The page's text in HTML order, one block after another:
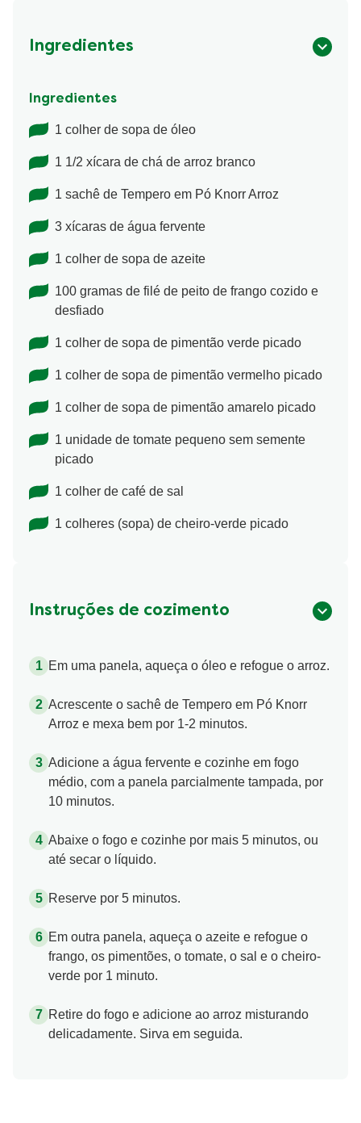
Ingredientes
Ingredientes
1 colher de sopa de óleo
1 1/2 xícara de chá de arroz branco
1 sachê de Tempero em Pó Knorr Arroz
3 xícaras de água fervente
1 colher de sopa de azeite
100 gramas de filé de peito de frango cozido e
desfiado
1 colher de sopa de pimentão verde picado
1 colher de sopa de pimentão vermelho picado
1 colher de sopa de pimentão amarelo picado
1 unidade de tomate pequeno sem semente
picado
1 colher de café de sal
1 colheres (sopa) de cheiro-verde picado
Instruções de cozimento
Em uma panela, aqueça o óleo e refogue o arroz.
Acrescente o sachê de Tempero em Pó Knorr
Arroz e mexa bem por 1-2 minutos.
Adicione a água fervente e cozinhe em fogo
médio, com a panela parcialmente tampada, por
10 minutos.
Abaixe o fogo e cozinhe por mais 5 minutos, ou
até secar o líquido.
Reserve por 5 minutos.
Em outra panela, aqueça o azeite e refogue o
frango, os pimentões, o tomate, o sal e o cheiro-
verde por 1 minuto.
Retire do fogo e adicione ao arroz misturando
delicadamente. Sirva em seguida.